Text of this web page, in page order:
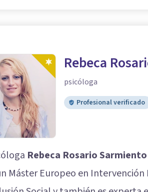
Rebeca
psicóloga
Profesional verificado
Rebeca Rosario Sarmiento
Máster Europeo en Intervención